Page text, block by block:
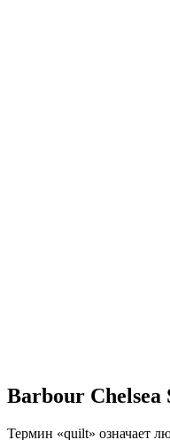
Barbour Chelsea
Термин «quilt» означает